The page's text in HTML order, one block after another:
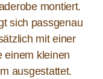
montiert.
sich passgenau
mit einer
einem kleinen
ausgestattet.